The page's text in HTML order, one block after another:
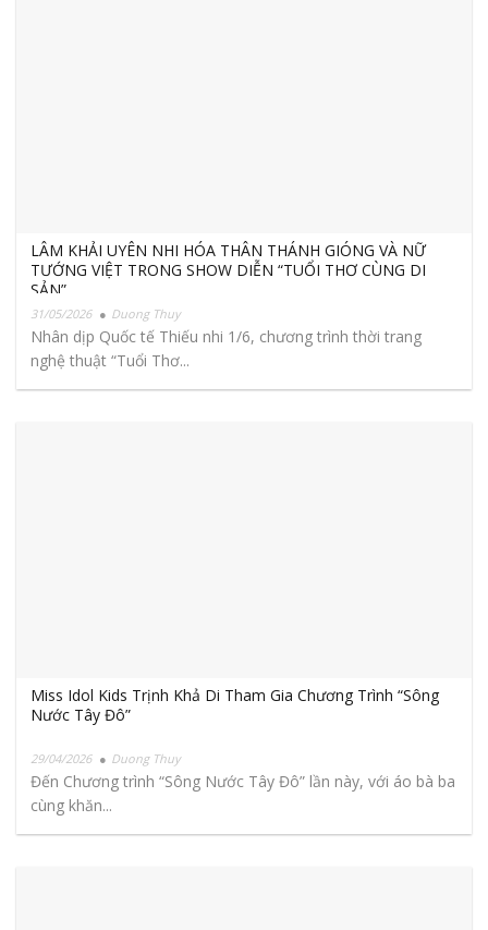
LÂM KHẢI UYÊN NHI HÓA THÂN THÁNH GIÓNG VÀ NỮ
TƯỚNG VIỆT TRONG SHOW DIỄN “TUỔI THƠ CÙNG DI
SẢN”
31/05/2026 Duong Thuy
Nhân dịp Quốc tế Thiếu nhi 1/6, chương trình thời trang
nghệ thuật “Tuổi Thơ...
Miss Idol Kids Trịnh Khả Di Tham Gia Chương Trình “Sông
Nước Tây Đô”
29/04/2026 Duong Thuy
Đến Chương trình “Sông Nước Tây Đô” lần này, với áo bà ba
cùng khăn...